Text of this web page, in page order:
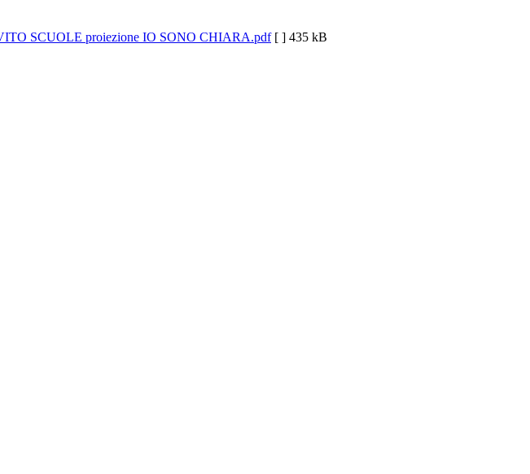
SCUOLE proiezione IO SONO CHIARA.pdf [ ] 435 kB